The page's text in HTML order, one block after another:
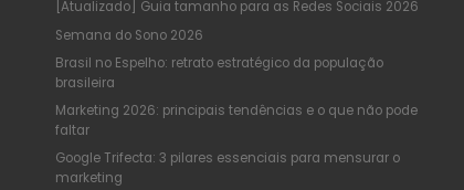
[Atualizado] Guia tamanho para as Redes Sociais 2026
Semana do Sono 2026
Brasil no Espelho: retrato estratégico da população
brasileira
Marketing 2026: principais tendências e o que não pode
faltar
Google Trifecta: 3 pilares essenciais para mensurar o
marketing